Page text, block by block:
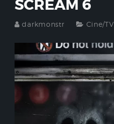
SCREAM 6
darkmonstr Cine/TV